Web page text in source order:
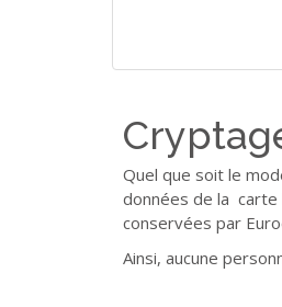
Quel que soit le
données de la carte
conservées par
Ainsi, aucune